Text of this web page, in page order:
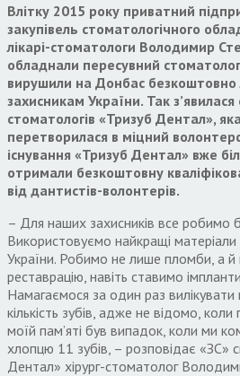
Влітку 2015 року приватний
закупівель стоматологічного
лікарі-стоматологи Володимир
обладнали пересувний
вирушили на Донбас безкоштовно
захисникам України. Так з’явилася
стоматологів «Тризуб Дентал»,
перетворилася в міцний
існування «Тризуб Дентал» вже
отримали безкоштовну
від дантистів-волонтерів.
– Для наших захисників все робимо
Використовуємо найкращі
України. Робимо не лише пломби, а й
реставрацію, навіть ставимо
Намагаємося за один раз вилікувати
кількість зубів, адже не відомо,
моїй пам’яті був випадок, коли ми
хлопцю 11 зубів, – розповідає «ЗС»
Дентал» хірург-стоматолог